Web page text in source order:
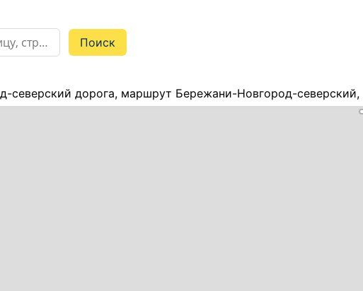
северский дорога, маршрут Бережани-Новгород-северский,